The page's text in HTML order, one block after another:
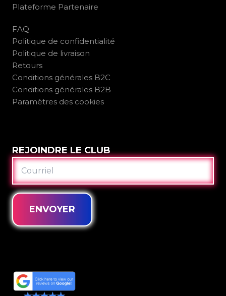
Plateforme Partenaire
FAQ
Politique de confidentialité
Politique de livraison
Retours
Conditions générales B2C
Conditions générales B2B
Paramètres des cookies
REJOINDRE LE CLUB
COURRIEL
ENVOYER